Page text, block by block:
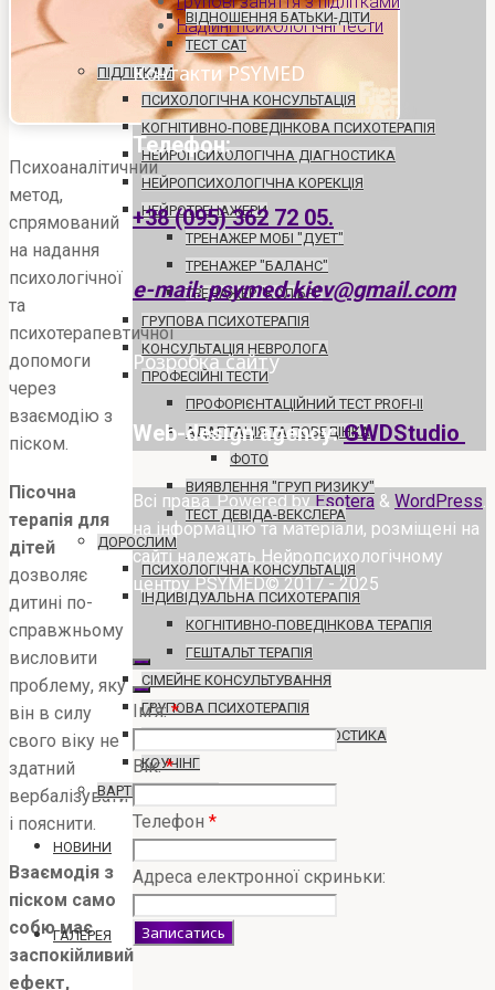
ВІДНОШЕННЯ БАТЬКИ-ДІТИ
ТЕСТ САТ
ПІДЛІТКАМ
ПСИХОЛОГІЧНА КОНСУЛЬТАЦІЯ
КОГНІТИВНО-ПОВЕДІНКОВА ПСИХОТЕРАПІЯ
НЕЙРОПСИХОЛОГІЧНА ДІАГНОСТИКА
НЕЙРОПСИХОЛОГІЧНА КОРЕКЦІЯ
НЕЙРОТРЕНАЖЕРИ
ТРЕНАЖЕР МОБІ "ДУЕТ"
ТРЕНАЖЕР "БАЛАНС"
ТРЕНАЖЕР "КОЛІБРІ"
ГРУПОВА ПСИХОТЕРАПІЯ
КОНСУЛЬТАЦІЯ НЕВРОЛОГА
ПРОФЕСІЙНІ ТЕСТИ
ПРОФОРІЄНТАЦІЙНИЙ ТЕСТ PROFI-II
АДАПТАЦІЯ ТА ПОВЕДІНКА
ФОТО
ВИЯВЛЕННЯ "ГРУП РИЗИКУ"
ТЕСТ ДЕВІДА-ВЕКСЛЕРА
ДОРОСЛИМ
ПСИХОЛОГІЧНА КОНСУЛЬТАЦІЯ
ІНДИВІДУАЛЬНА ПСИХОТЕРАПІЯ
КОГНІТИВНО-ПОВЕДІНКОВА ТЕРАПІЯ
ГЕШТАЛЬТ ТЕРАПІЯ
СІМЕЙНЕ КОНСУЛЬТУВАННЯ
ГРУПОВА ПСИХОТЕРАПІЯ
ПАТОПСИХОЛОГІЧНА ДІАГНОСТИКА
КОУЧІНГ
ВАРТІСТЬ ПОСЛУГ
НОВИНИ
ГАЛЕРЕЯ
Психоаналітичний
метод,
спрямований
на надання
психологічної
та
психотерапевтичної
допомоги
через
взаємодію з
піском.
Пісочна
терапія для
дітей
дозволяє
дитині по-
справжньому
висловити
проблему, яку
він в силу
свого віку не
здатний
вербалізувати
і пояснити.
Взаємодія з
піском само
собю має
заспокійливий
ефект,
Надійні психологічні тести
Контакти PSYMED
Телефон:
+38 (095) 362 72 05.
e-mail: psymed.kiev@gmail.com
Розробка сайту
Web-design agency:GWDStudio
Powered by Esotera & WordPress.
Всі права
на інформацію та матеріали, розміщені на
сайті належать Нейропсихологічному
центру PSYMED© 2017 - 2025
Імʼя:*
Вік:*
Телефон *
Адреса електронної скриньки: